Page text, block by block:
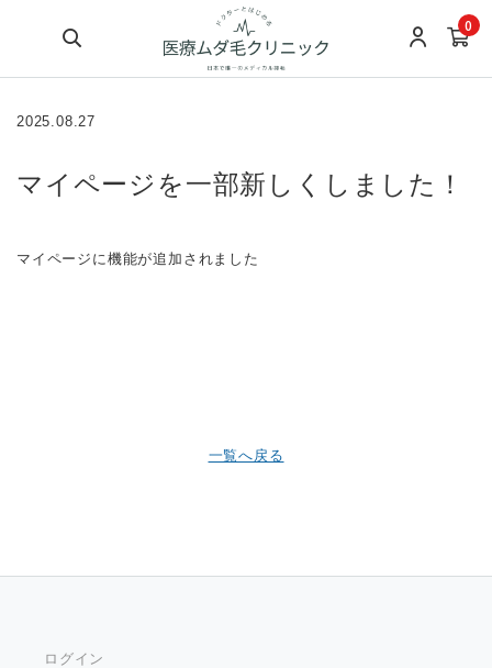
0
2025.08.27
マイページを一部新しくしました！
マイページに機能が追加されました
一覧へ戻る
ログイン